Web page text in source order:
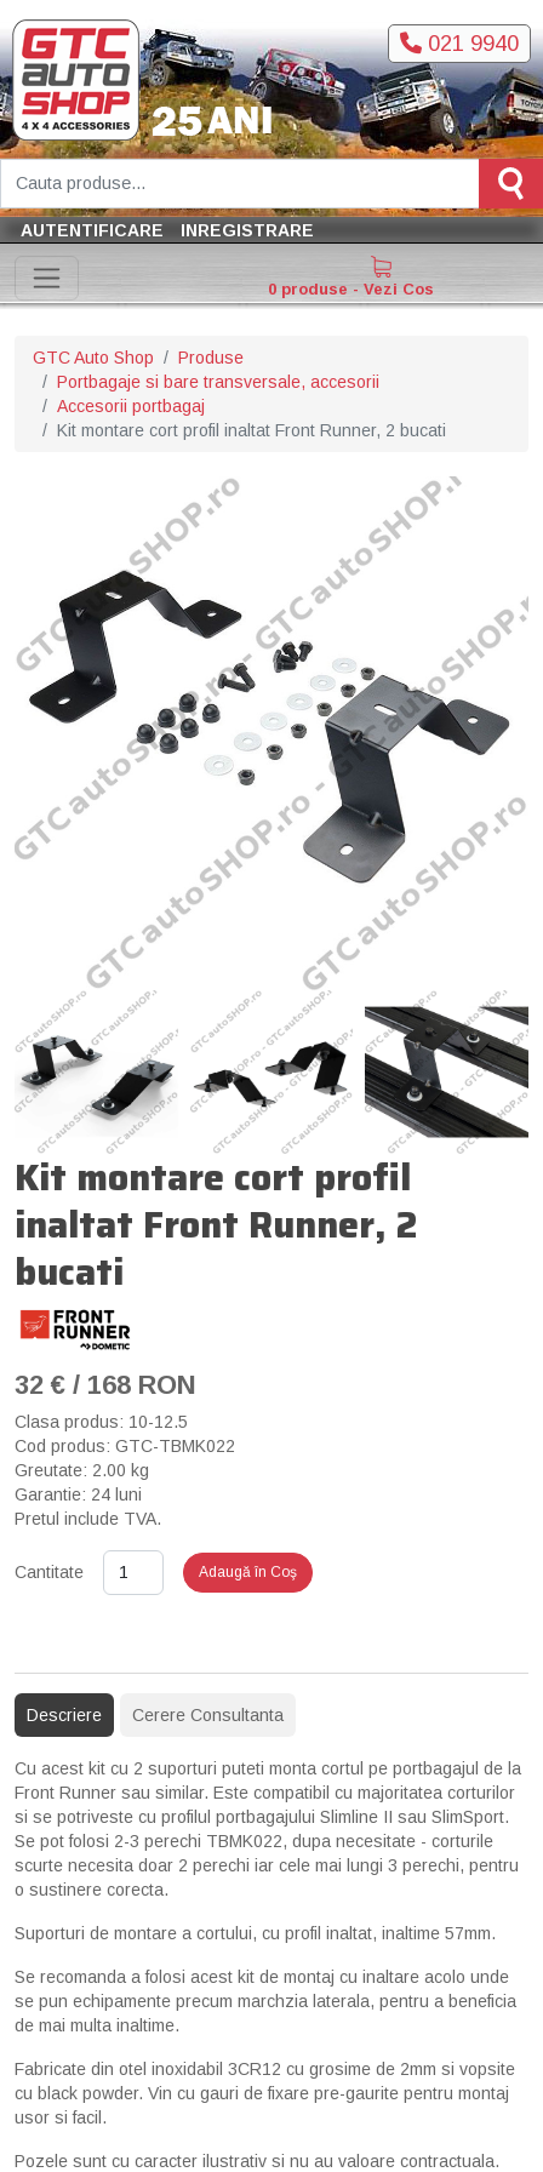
021 9940
AUTENTIFICARE INREGISTRARE
0 produse - Vezi Cos
GTC Auto Shop
Produse
Portbagaje si bare transversale, accesorii
Accesorii portbagaj
Kit montare cort profil inaltat Front Runner, 2 bucati
Kit montare cort profil
inaltat Front Runner, 2
bucati
32 € / 168 RON
Clasa produs: 10-12.5
Cod produs: GTC-TBMK022
Greutate: 2.00 kg
Garantie: 24 luni
Pretul include TVA.
Cantitate Adaugă în Coş
Descriere Cerere Consultanta
Cu acest kit cu 2 suporturi puteti monta cortul pe portbagajul de la
Front Runner sau similar. Este compatibil cu majoritatea corturilor
si se potriveste cu profilul portbagajului Slimline II sau SlimSport.
Se pot folosi 2-3 perechi TBMK022, dupa necesitate - corturile
scurte necesita doar 2 perechi iar cele mai lungi 3 perechi, pentru
o sustinere corecta.
Suporturi de montare a cortului, cu profil inaltat, inaltime 57mm.
Se recomanda a folosi acest kit de montaj cu inaltare acolo unde
se pun echipamente precum marchzia laterala, pentru a beneficia
de mai multa inaltime.
Fabricate din otel inoxidabil 3CR12 cu grosime de 2mm si vopsite
cu black powder. Vin cu gauri de fixare pre-gaurite pentru montaj
usor si facil.
Pozele sunt cu caracter ilustrativ si nu au valoare contractuala.